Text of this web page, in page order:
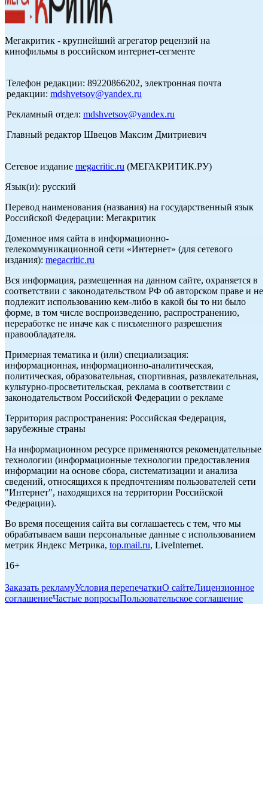
Мегакритик - крупнейший агрегатор рецензий на
кинофильмы в российском интернет-сегменте
Телефон редакции: 89220866202, электронная почта
редакции: mdshvetsov@yandex.ru
Рекламный отдел: mdshvetsov@yandex.ru
Главный редактор Швецов Максим Дмитриевич
Сетевое издание megacritic.ru (МЕГАКРИТИК.РУ)
Язык(и): русский
Перевод наименования (названия) на государственный язык
Российской Федерации: Мегакритик
Доменное имя сайта в информационно-
телекоммуникационной сети «Интернет» (для сетевого
издания): megacritic.ru
Вся информация, размещенная на данном сайте, охраняется в
соответствии с законодательством РФ об авторском праве и не
подлежит использованию кем-либо в какой бы то ни было
форме, в том числе воспроизведению, распространению,
переработке не иначе как с письменного разрешения
правообладателя.
Примерная тематика и (или) специализация:
информационная, информационно-аналитическая,
политическая, образовательная, спортивная, развлекательная,
культурно-просветительская, реклама в соответствии с
законодательством Российской Федерации о рекламе
Территория распространения: Российская Федерация,
зарубежные страны
На информационном ресурсе применяются рекомендательные
технологии (информационные технологии предоставления
информации на основе сбора, систематизации и анализа
сведений, относящихся к предпочтениям пользователей сети
"Интернет", находящихся на территории Российской
Федерации).
Во время посещения сайта вы соглашаетесь с тем, что мы
обрабатываем ваши персональные данные с использованием
метрик Яндекс Метрика, top.mail.ru, LiveInternet.
16+
Заказать рекламуУсловия перепечаткиО сайтеЛицензионное
соглашениеЧастые вопросыПользовательское соглашение